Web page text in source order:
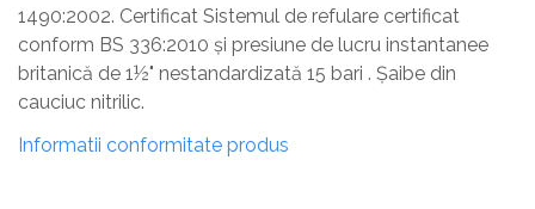
1490:2002. Certificat Sistemul de refulare certificat
conform BS 336:2010 și presiune de lucru instantanee
britanică de 1½" nestandardizată 15 bari . Șaibe din
cauciuc nitrilic.
Informatii conformitate produs